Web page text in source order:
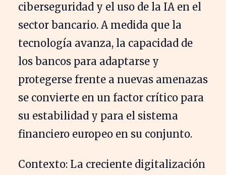
ciberseguridad y el uso de la IA en el
sector bancario. A medida que la
tecnología avanza, la capacidad de
los bancos para adaptarse y
protegerse frente a nuevas amenazas
se convierte en un factor crítico para
su estabilidad y para el sistema
financiero europeo en su conjunto.
Contexto: La creciente digitalización